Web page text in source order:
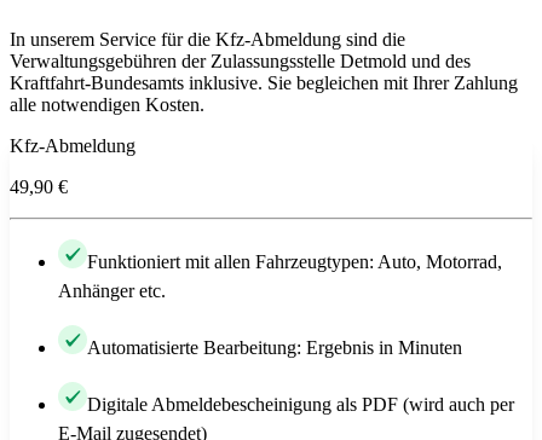
In unserem Service für die Kfz-Abmeldung sind die
Verwaltungsgebühren der Zulassungsstelle Detmold und des
Kraftfahrt-Bundesamts inklusive. Sie begleichen mit Ihrer Zahlung
alle notwendigen Kosten.
Kfz-Abmeldung
49,90 €
Funktioniert mit allen Fahrzeugtypen: Auto, Motorrad,
Anhänger etc.
Automatisierte Bearbeitung: Ergebnis in Minuten
Digitale Abmeldebescheinigung als PDF (wird auch per
E-Mail zugesendet)